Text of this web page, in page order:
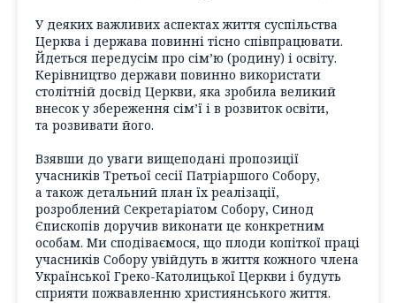
У деяких важливих аспектах життя суспільства
Церква і держава повинні тісно співпрацювати.
Йдеться передусім про сім’ю (родину) і освіту.
Керівництво держави повинно використати
столітній досвід Церкви, яка зробила великий
внесок у збереження сім’ї і в розвиток освіти,
та розвивати його.
Взявши до уваги вищеподані пропозиції
учасників Третьої сесії Патріаршого Собору,
а також детальний план їх реалізації,
розроблений Секретаріатом Собору, Синод
Єпископів доручив виконати це конкретним
особам. Ми сподіваємося, що плоди копіткої праці
учасників Собору увійдуть в життя кожного члена
Української Греко-Католицької Церкви і будуть
сприяти пожвавленню християнського життя.